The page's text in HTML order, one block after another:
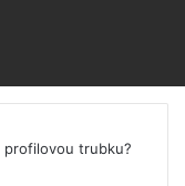
trubku?